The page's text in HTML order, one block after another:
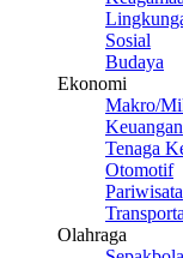
Sosial
Budaya
Ekonomi
Makro/
Keuangan
Tenaga
Otomotif
Pariwisata
Olahraga